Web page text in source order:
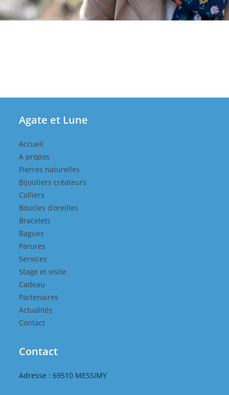
Agate et Lune
Accueil
A propos
Pierres naturelles
Bijoutiers créateurs
Colliers
Boucles d’oreilles
Bracelets
Bagues
Parures
Services
Stage et visite
Cadeau
Partenaires
Actualités
Contact
Contact
Adresse : 69510 MESSIMY